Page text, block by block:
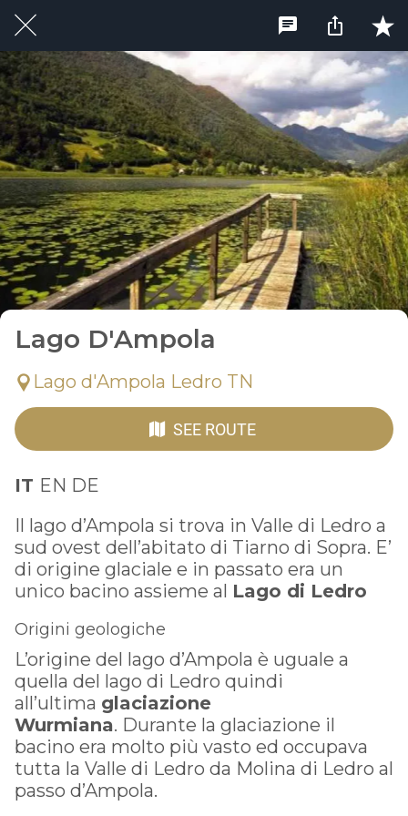
Lago D'Ampola
Lago d'Ampola Ledro TN
SEE ROUTE
IT EN DE
Il lago d’Ampola si trova in Valle di Ledro a
sud ovest dell’abitato di Tiarno di Sopra. E’
di origine glaciale e in passato era un
unico bacino assieme al Lago di Ledro
Origini geologiche
L’origine del lago d’Ampola è uguale a
quella del lago di Ledro quindi
all’ultima glaciazione
Wurmiana. Durante la glaciazione il
bacino era molto più vasto ed occupava
tutta la Valle di Ledro da Molina di Ledro al
passo d’Ampola.